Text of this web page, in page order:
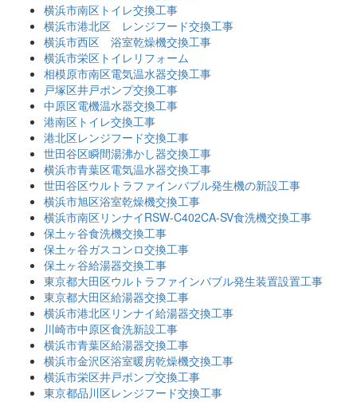
横浜市南区トイレ交換工事
横浜市港北区 レンジフード交換工事
横浜市西区 浴室乾燥機交換工事
横浜市栄区トイレリフォーム
相模原市南区電気温水器交換工事
戸塚区井戸ポンプ交換工事
中原区電機温水器交換工事
港南区トイレ交換工事
港北区レンジフード交換工事
世田谷区瞬間湯沸かし器交換工事
横浜市青葉区電気温水器交換工事
世田谷区ウルトラファインバブル発生機の新設工事
横浜市旭区浴室乾燥機交換工事
横浜市南区リンナイRSW-C402CA-SV食洗機交換工事
保土ヶ谷食洗機交換工事
保土ヶ谷ガスコンロ交換工事
保土ヶ谷給湯器交換工事
東京都大田区ウルトラファインバブル発生装置設置工事
東京都大田区給湯器交換工事
横浜市港北区リンナイ給湯器交換工事
川崎市中原区食洗新設工事
横浜市青葉区給湯器交換工事
横浜市金沢区浴室暖房乾燥機交換工事
横浜市栄区井戸ポンプ交換工事
東京都品川区レンジフード交換工事